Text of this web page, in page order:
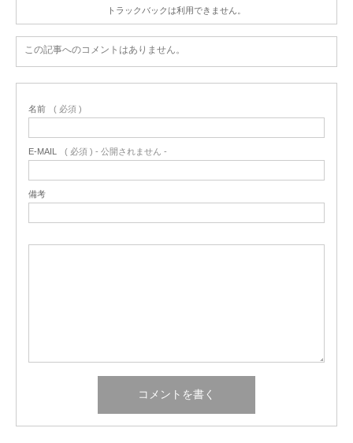
トラックバックは利用できません。
この記事へのコメントはありません。
名前 ( 必須 )
E-MAIL ( 必須 ) - 公開されません -
備考